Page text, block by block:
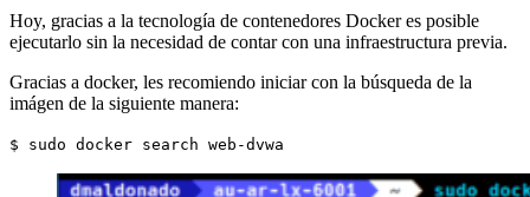
Hoy, gracias a la tecnología de contenedores Docker es posible
ejecutarlo sin la necesidad de contar con una infraestructura previa.
Gracias a docker, les recomiendo iniciar con la búsqueda de la
imágen de la siguiente manera:
$ sudo docker search web-dvwa